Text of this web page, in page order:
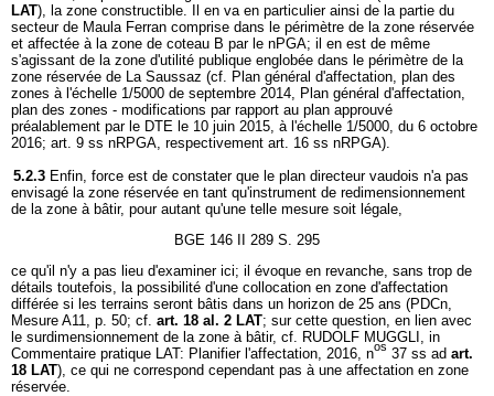
LAT), la zone constructible. Il en va en particulier ainsi de la partie du
secteur de Maula Ferran comprise dans le périmètre de la zone réservée
et affectée à la zone de coteau B par le nPGA; il en est de même
s'agissant de la zone d'utilité publique englobée dans le périmètre de la
zone réservée de La Saussaz (cf. Plan général d'affectation, plan des
zones à l'échelle 1/5000 de septembre 2014, Plan général d'affectation,
plan des zones - modifications par rapport au plan approuvé
préalablement par le DTE le 10 juin 2015, à l'échelle 1/5000, du 6 octobre
2016; art. 9 ss nRPGA, respectivement art. 16 ss nRPGA).
5.2.3 Enfin, force est de constater que le plan directeur vaudois n'a pas
envisagé la zone réservée en tant qu'instrument de redimensionnement
de la zone à bâtir, pour autant qu'une telle mesure soit légale,
BGE 146 II 289 S. 295
ce qu'il n'y a pas lieu d'examiner ici; il évoque en revanche, sans trop de
détails toutefois, la possibilité d'une collocation en zone d'affectation
différée si les terrains seront bâtis dans un horizon de 25 ans (PDCn,
Mesure A11, p. 50; cf. art. 18 al. 2 LAT; sur cette question, en lien avec
le surdimensionnement de la zone à bâtir, cf. RUDOLF MUGGLI, in
Commentaire pratique LAT: Planifier l'affectation, 2016, nos 37 ss ad art.
18 LAT), ce qui ne correspond cependant pas à une affectation en zone
réservée.